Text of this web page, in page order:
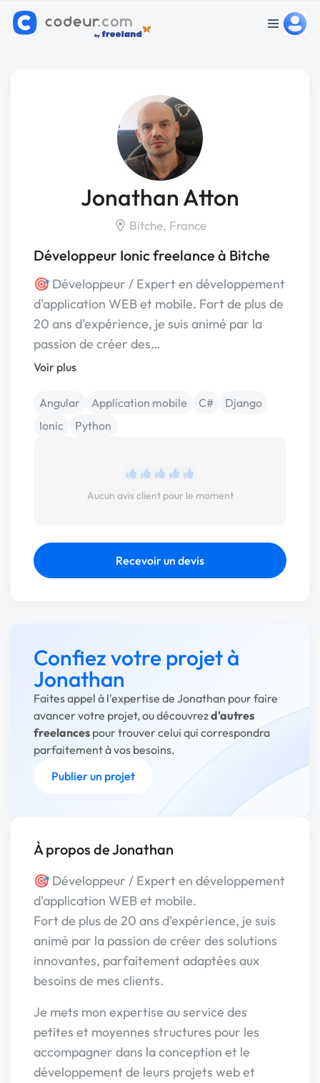
Jonathan Atton
Bitche, France
Développeur Ionic freelance à Bitche
🎯 Développeur / Expert en développement
d'application WEB et mobile. Fort de plus de
20 ans d'expérience, je suis animé par la
passion de créer des…
Voir plus
Angular Application mobile C#
Django
Ionic
Python
Aucun avis client pour le moment
Recevoir un devis
Confiez votre projet à
Jonathan
Faites appel à l'expertise de Jonathan pour faire
avancer votre projet, ou découvrezd'autres
freelances pour trouver celui qui correspondra
parfaitement à vos besoins.
Publier un projet
À propos de Jonathan
🎯 Développeur / Expert en développement
d'application WEB et mobile.
Fort de plus de 20 ans d'expérience, je suis
animé par la passion de créer des solutions
innovantes, parfaitement adaptées aux
besoins de mes clients.
Je mets mon expertise au service des
petites et moyennes structures pour les
accompagner dans la conception et le
développement de leurs projets web et